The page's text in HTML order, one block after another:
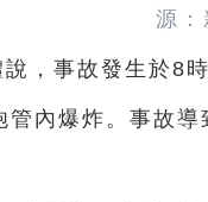
源
說，事故發生於8
管內爆炸。事故